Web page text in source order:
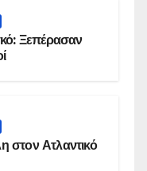
Ξεπέρασαν
στον Ατλαντικό